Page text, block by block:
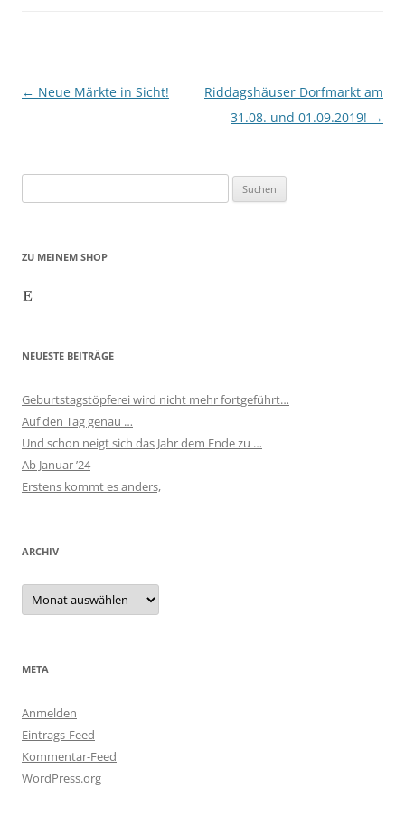
Beitragsnavigation
← Neue Märkte in Sicht!
Riddagshäuser Dorfmarkt am
31.08. und 01.09.2019! →
nach:
ZU MEINEM SHOP
Etsy
NEUESTE BEITRÄGE
Geburtstagstöpferei wird nicht mehr fortgeführt…
Auf den Tag genau …
Und schon neigt sich das Jahr dem Ende zu …
Ab Januar ’24
Erstens kommt es anders,
ARCHIV
Archiv
META
Anmelden
Eintrags-Feed
Kommentar-Feed
WordPress.org